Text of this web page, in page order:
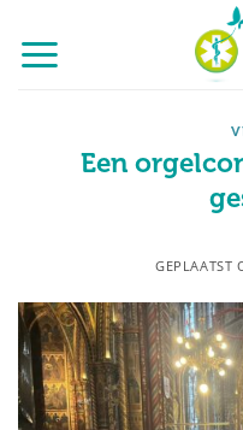
naar
inhoud
Een
GEPLAATST